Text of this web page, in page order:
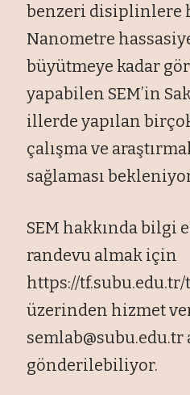
benzeri disiplinlere
Nanometre
büyütmeye kadar
yapabilen SEM’in
illerde yapılan
çalışma ve
sağlaması
SEM hakkında bilgi
randevu almak için
https://
üzerinden hizmet
semlab@subu.edu.tr
gönderilebiliyor.